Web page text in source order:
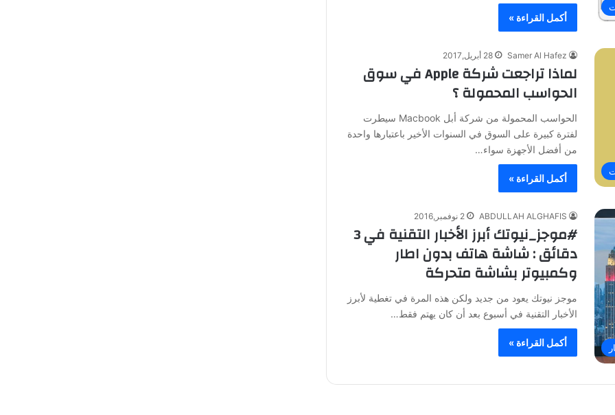
أكمل القراءة »
Samer Al Hafez 28 أبريل,2017
لماذا تراجعت شركة Apple في سوق
الحواسب المحمولة ؟
الحواسب المحمولة من شركة أبل Macbook سيطرت
لفترة كبيرة على السوق في السنوات الأخير باعتبارها واحدة
من أفضل الأجهزة سواء…
أكمل القراءة »
ABDULLAH ALGHAFIS 2 نوفمبر,2016
#موجز_نيوتك أبرز الأخبار التقنية في 3
دقائق : شاشة هاتف بدون اطار
وكمبيوتر بشاشة متحركة
موجز نيوتك يعود من جديد ولكن هذه المرة في تغطية لأبرز
الأخبار التقنية في أسبوع بعد أن كان يهتم فقط…
أكمل القراءة »